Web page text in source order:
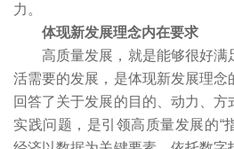
力。
体现新发展理念内在要求
高质量发展，就是能够很好满
活需要的发展，是体现新发展理念
回答了关于发展的目的、动力、
实践问题，是引领高质量发展的“